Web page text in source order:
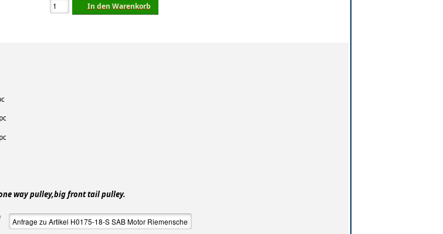
In den Warenkorb
way pulley,big front tail pulley.